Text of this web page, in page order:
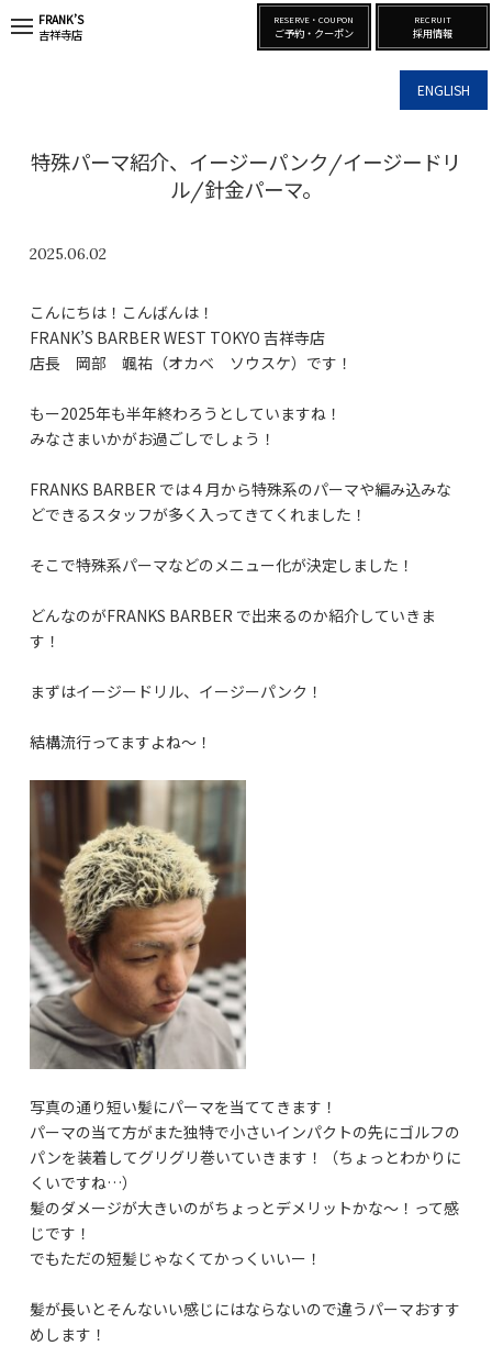
ENGLISH
FRANK’S
吉祥寺店
RESERVE・COUPON
ご予約・クーポン
RECRUIT
採用情報
特殊パーマ紹介、イージーパンク/イージードリ
ル/針金パーマ。
2025.06.02
こんにちは！こんばんは！
FRANK’S BARBER WEST TOKYO 吉祥寺店
店長 岡部 颯祐（オカベ ソウスケ）です！
もー2025年も半年終わろうとしていますね！
みなさまいかがお過ごしでしょう！
FRANKS BARBER では４月から特殊系のパーマや編み込みな
どできるスタッフが多く入ってきてくれました！
そこで特殊系パーマなどのメニュー化が決定しました！
どんなのがFRANKS BARBER で出来るのか紹介していきま
す！
まずはイージードリル、イージーパンク！
結構流行ってますよね〜！
写真の通り短い髪にパーマを当ててきます！
パーマの当て方がまた独特で小さいインパクトの先にゴルフの
パンを装着してグリグリ巻いていきます！（ちょっとわかりに
くいですね…）
髪のダメージが大きいのがちょっとデメリットかな〜！って感
じです！
でもただの短髪じゃなくてかっくいいー！
髪が長いとそんないい感じにはならないので違うパーマおすす
めします！
t